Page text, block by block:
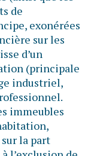
de
exonérées
sur les
d’un
(principale
industriel,
immeubles
la part